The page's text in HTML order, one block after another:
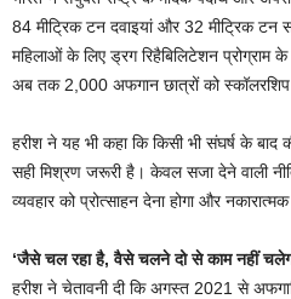
84 मीट्रिक टन दवाइयां और 32 मीट्रिक टन
महिलाओं के लिए ड्रग रिहैबिलिटेशन
अब तक 2,000 अफगान छात्रों को स्कॉलरशिप
हरीश ने यह भी कहा कि किसी भी संघर्ष के बाद
सही मिश्रण जरूरी है। केवल सजा देने वाली
व्यवहार को प्रोत्साहन देना होगा और नकारात्मक
‘जैसे चल रहा है, वैसे चलने दो से काम नहीं
हरीश ने चेतावनी दी कि अगस्त 2021 से